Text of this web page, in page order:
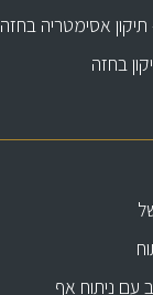
אסימטריה בחזה
בחזה
עם ניתוח אף